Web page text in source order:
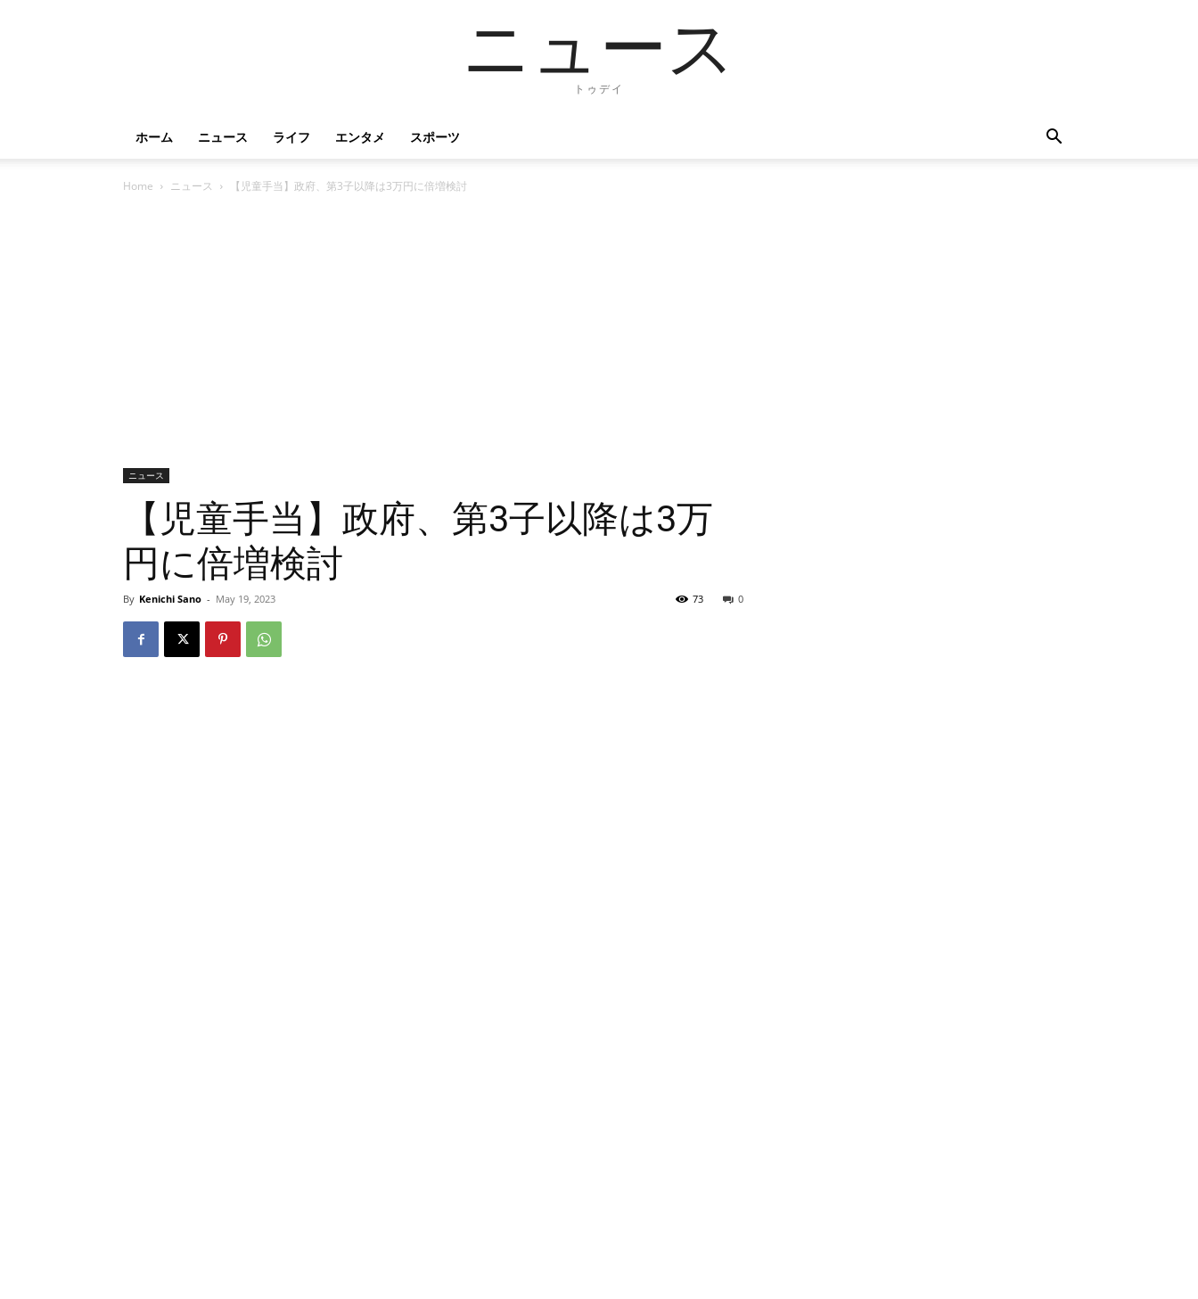
ニュース
トゥデイ
ホーム ニュース ライフ エンタメ スポーツ
Home ニュース 【児童手当】政府、第3子以降は3万円に倍増検討
ニュース
【児童手当】政府、第3子以降は3万
円に倍増検討
By Kenichi Sano - May 19, 2023 0
73